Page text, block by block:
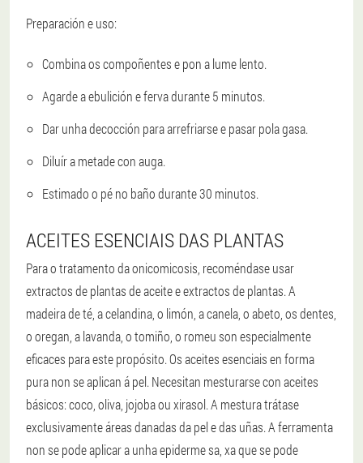
Preparación e uso:
Combina os compoñentes e pon a lume lento.
Agarde a ebulición e ferva durante 5 minutos.
Dar unha decocción para arrefriarse e pasar pola gasa.
Diluír a metade con auga.
Estimado o pé no baño durante 30 minutos.
ACEITES ESENCIAIS DAS PLANTAS
Para o tratamento da onicomicosis, recoméndase usar
extractos de plantas de aceite e extractos de plantas. A
madeira de té, a celandina, o limón, a canela, o abeto, os dentes,
o oregan, a lavanda, o tomiño, o romeu son especialmente
eficaces para este propósito. Os aceites esenciais en forma
pura non se aplican á pel. Necesitan mesturarse con aceites
básicos: coco, oliva, jojoba ou xirasol. A mestura trátase
exclusivamente áreas danadas da pel e das uñas. A ferramenta
non se pode aplicar a unha epiderme sa, xa que se pode